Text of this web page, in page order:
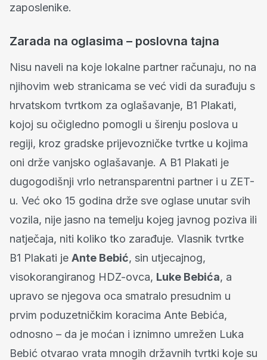
zaposlenike.
Zarada na oglasima – poslovna tajna
Nisu naveli na koje lokalne partner računaju, no na
njihovim web stranicama se već vidi da surađuju s
hrvatskom tvrtkom za oglašavanje, B1 Plakati,
kojoj su očigledno pomogli u širenju poslova u
regiji, kroz gradske prijevozničke tvrtke u kojima
oni drže vanjsko oglašavanje. A B1 Plakati je
dugogodišnji vrlo netransparentni partner i u ZET-
u. Već oko 15 godina drže sve oglase unutar svih
vozila, nije jasno na temelju kojeg javnog poziva ili
natječaja, niti koliko tko zarađuje. Vlasnik tvrtke
B1 Plakati je Ante Bebić, sin utjecajnog,
visokorangiranog HDZ-ovca, Luke Bebića, a
upravo se njegova oca smatralo presudnim u
prvim poduzetničkim koracima Ante Bebića,
odnosno – da je moćan i iznimno umrežen Luka
Bebić otvarao vrata mnogih državnih tvrtki koje su